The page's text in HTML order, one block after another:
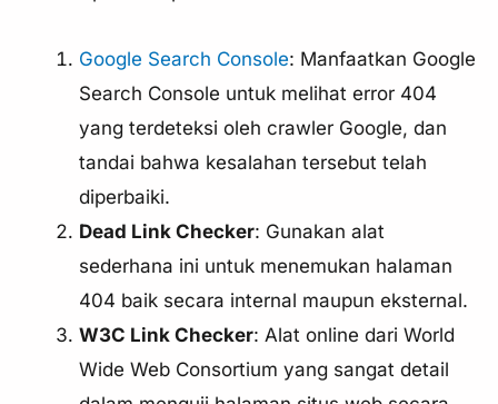
Google Search Console: Manfaatkan Google
Search Console untuk melihat error 404
yang terdeteksi oleh crawler Google, dan
tandai bahwa kesalahan tersebut telah
diperbaiki.
Dead Link Checker: Gunakan alat
sederhana ini untuk menemukan halaman
404 baik secara internal maupun eksternal.
W3C Link Checker: Alat online dari World
Wide Web Consortium yang sangat detail